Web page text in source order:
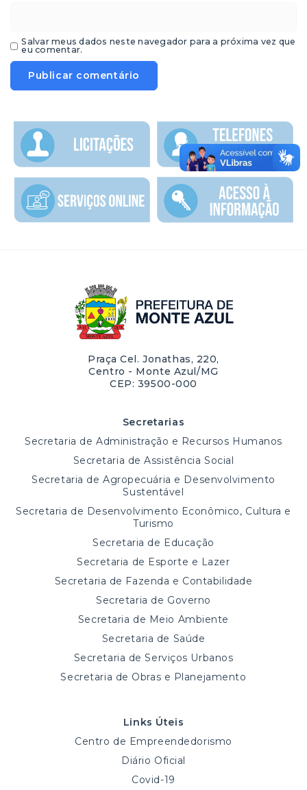
Salvar meus dados neste navegador para a próxima vez que
eu comentar.
Praça Cel. Jonathas, 220,
Centro - Monte Azul/MG
CEP: 39500-000
Secretarias
Secretaria de Administração e Recursos Humanos
Secretaria de Assistência Social
Secretaria de Agropecuária e Desenvolvimento
Sustentável
Secretaria de Desenvolvimento Econômico, Cultura e
Turismo
Secretaria de Educação
Secretaria de Esporte e Lazer
Secretaria de Fazenda e Contabilidade
Secretaria de Governo
Secretaria de Meio Ambiente
Secretaria de Saúde
Secretaria de Serviços Urbanos
Secretaria de Obras e Planejamento
Links Úteis
Centro de Empreendedorismo
Diário Oficial
Covid-19